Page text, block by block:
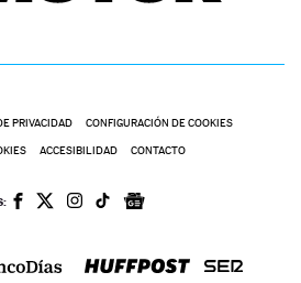
PRIVACIDAD CONFIGURACIÓN DE COOKIES
ACCESIBILIDAD CONTACTO